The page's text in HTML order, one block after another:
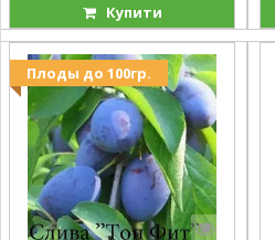
Купити
Плоды до 100гр.